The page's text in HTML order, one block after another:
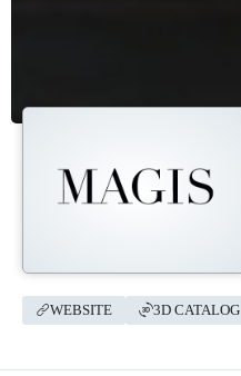
WEBSITE 3D CATALOG